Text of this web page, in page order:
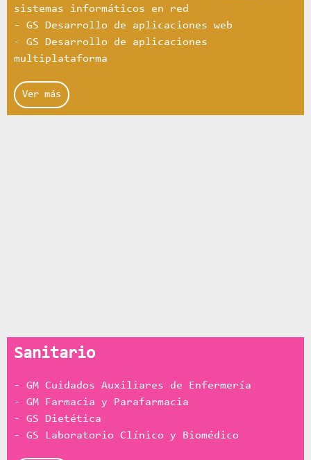
sistemas informáticos en red
- GS Desarrollo de aplicaciones web
- GS Desarrollo de aplicaciones
multiplataforma
Ver más
Sanitario
- GM Cuidados Auxiliares de Enfermería
- GM Farmacia y Parafarmacia
- GS Dietética
- GS Laboratorio Clínico y Biomédico